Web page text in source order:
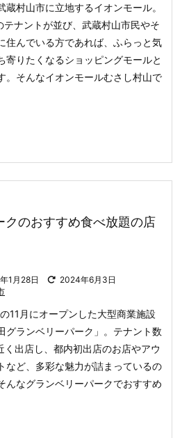
蔵村山市に立地するイオンモール。
テナントが並び、武蔵村山市民やそ
住んでいる方であれば、ふらっと気
寄りたくなるショッピングモールと
そんなイオンモールむさし村山で
のおすすめ食べ放題の店
1月28日
2024年6月3日
11月にオープンした大型商業施設
グランベリーパーク」。 テナント数
く出店し、都内初出店のお店やアウ
など、多彩な魅力が詰まっているの
んなグランベリーパークでおすすめ